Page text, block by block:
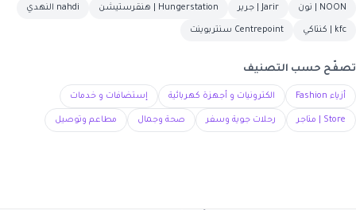
NOON | نون Jarir | جرير Hungerstation | هنقرستيشن nahdi النهدي
kfc | كنتاكي Centrepoint سنتربوينت
تصفّح حسب التصنيف
أزياء Fashion الكترونيات و أجهزة كهربائية إستضافات و خدمات
Store | متاجر رحلات جوية وسفر صحة وجمال مطاعم وتوصيل